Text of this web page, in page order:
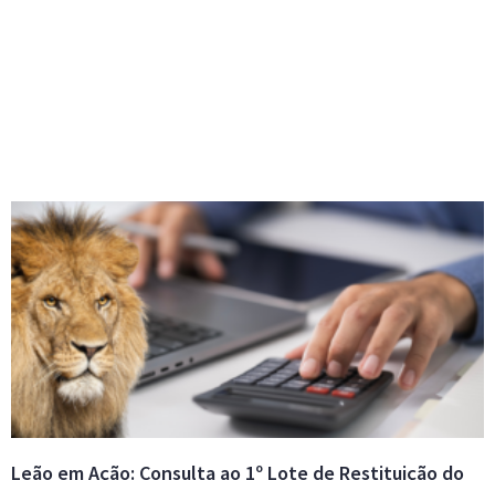
Leão em Ação: Consulta ao 1º Lote de Restituição do